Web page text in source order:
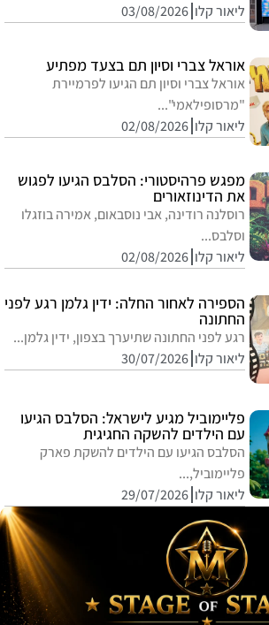
ליאור קלו 03/08/2026
אוראל צברי וסיון תם בצעד מפתיע
אוראל צברי וסיון תם הגיעו לפרמיירת
"מרסופילאמי"...
ליאור קלו 02/08/2026
מפגש פרהיסטורי: הסלבס הגיעו לפגוש
את הדינוזאורים
רוסלנה רודינה, אבי נוסבאום, אמירה בוזגלו
וסלבס...
ליאור קלו 02/08/2026
הספירה לאחור החלה: ידין גלמן רגע לפני
החתונה
רגע לפני החתונה שתיערך בצפון, ידין גלמן...
ליאור קלו 30/07/2026
פליימוביל מגיע לישראל: הסלבס הגיעו
עם הילדים להשקה החגיגית
הסלבס הגיעו עם הילדים להשקת פארק
פליימוביל,...
ליאור קלו 29/07/2026